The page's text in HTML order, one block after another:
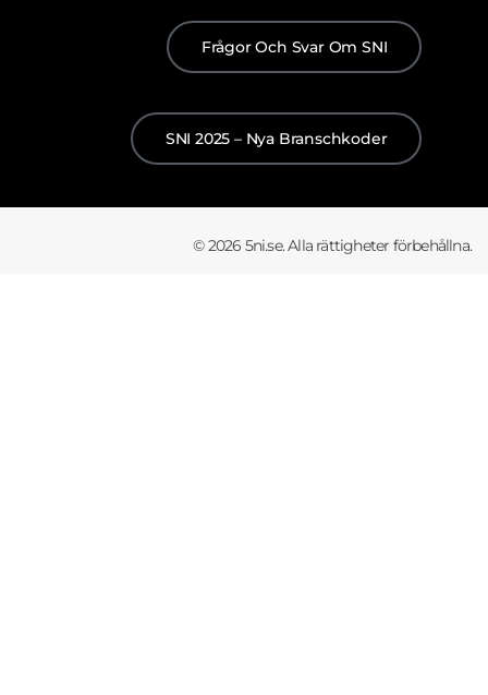
Frågor Och Svar Om SNI
SNI 2025 – Nya Branschkoder
© 2026 5ni.se. Alla rättigheter förbehållna.